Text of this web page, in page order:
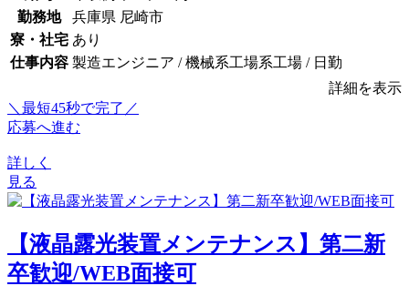
勤務地
兵庫県 尼崎市
寮・社宅 あり
仕事内容 製造エンジニア / 機械系工場系工場 / 日勤
詳細を表示
＼最短45秒で完了／
応募へ進む
詳しく
見る
【液晶露光装置メンテナンス】第二新
卒歓迎/WEB面接可